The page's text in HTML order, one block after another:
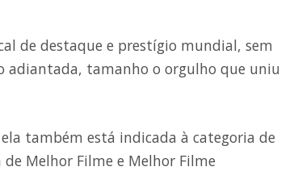
de destaque e prestígio mundial, sem
adiantada, tamanho o orgulho que uniu
também está indicada à categoria de
Melhor Filme e Melhor Filme